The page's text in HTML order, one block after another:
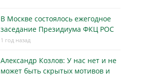
В Москве состоялось ежегодное
заседание Президиума ФКЦ РОС
1 год назад
Александр Козлов: У нас нет и не
может быть скрытых мотивов и